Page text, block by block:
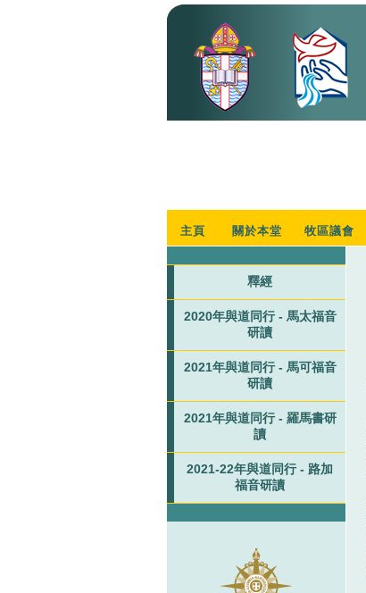
主頁 關於本堂 牧區議會
釋經
2020年與道同行 - 馬太福音
研讀
2021年與道同行 - 馬可福音
研讀
2021年與道同行 - 羅馬書研
讀
2021-22年與道同行 - 路加
福音研讀